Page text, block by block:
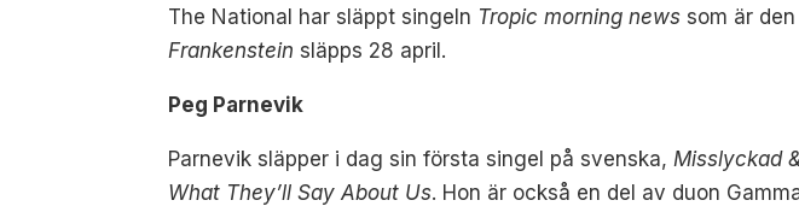
The National har släppt singeln Tropic morning newssom är
Frankenstein släpps 28 april.
Peg Parnevik
Parnevik släpper i dag sin första singel på svenska, Misslyckad
What They’ll Say About Us. Hon är också en del av duon